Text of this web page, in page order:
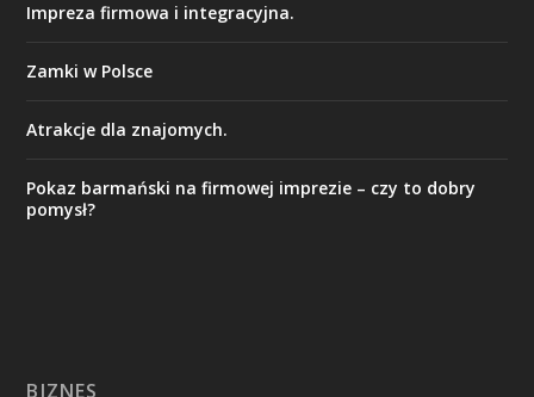
Impreza firmowa i integracyjna.
Zamki w Polsce
Atrakcje dla znajomych.
Pokaz barmański na firmowej imprezie – czy to dobry
pomysł?
BIZNES